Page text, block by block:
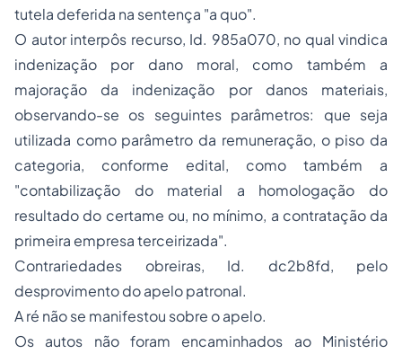
tutela deferida na sentença "a quo".
O autor interpôs recurso, Id. 985a070, no qual vindica
indenização por dano moral, como também a
majoração da indenização por danos materiais,
observando-se os seguintes parâmetros: que seja
utilizada como parâmetro da remuneração, o piso da
categoria, conforme edital, como também a
"contabilização do material a homologação do
resultado do certame ou, no mínimo, a contratação da
primeira empresa terceirizada".
Contrariedades obreiras, Id. dc2b8fd, pelo
desprovimento do apelo patronal.
A ré não se manifestou sobre o apelo.
Os autos não foram encaminhados ao Ministério